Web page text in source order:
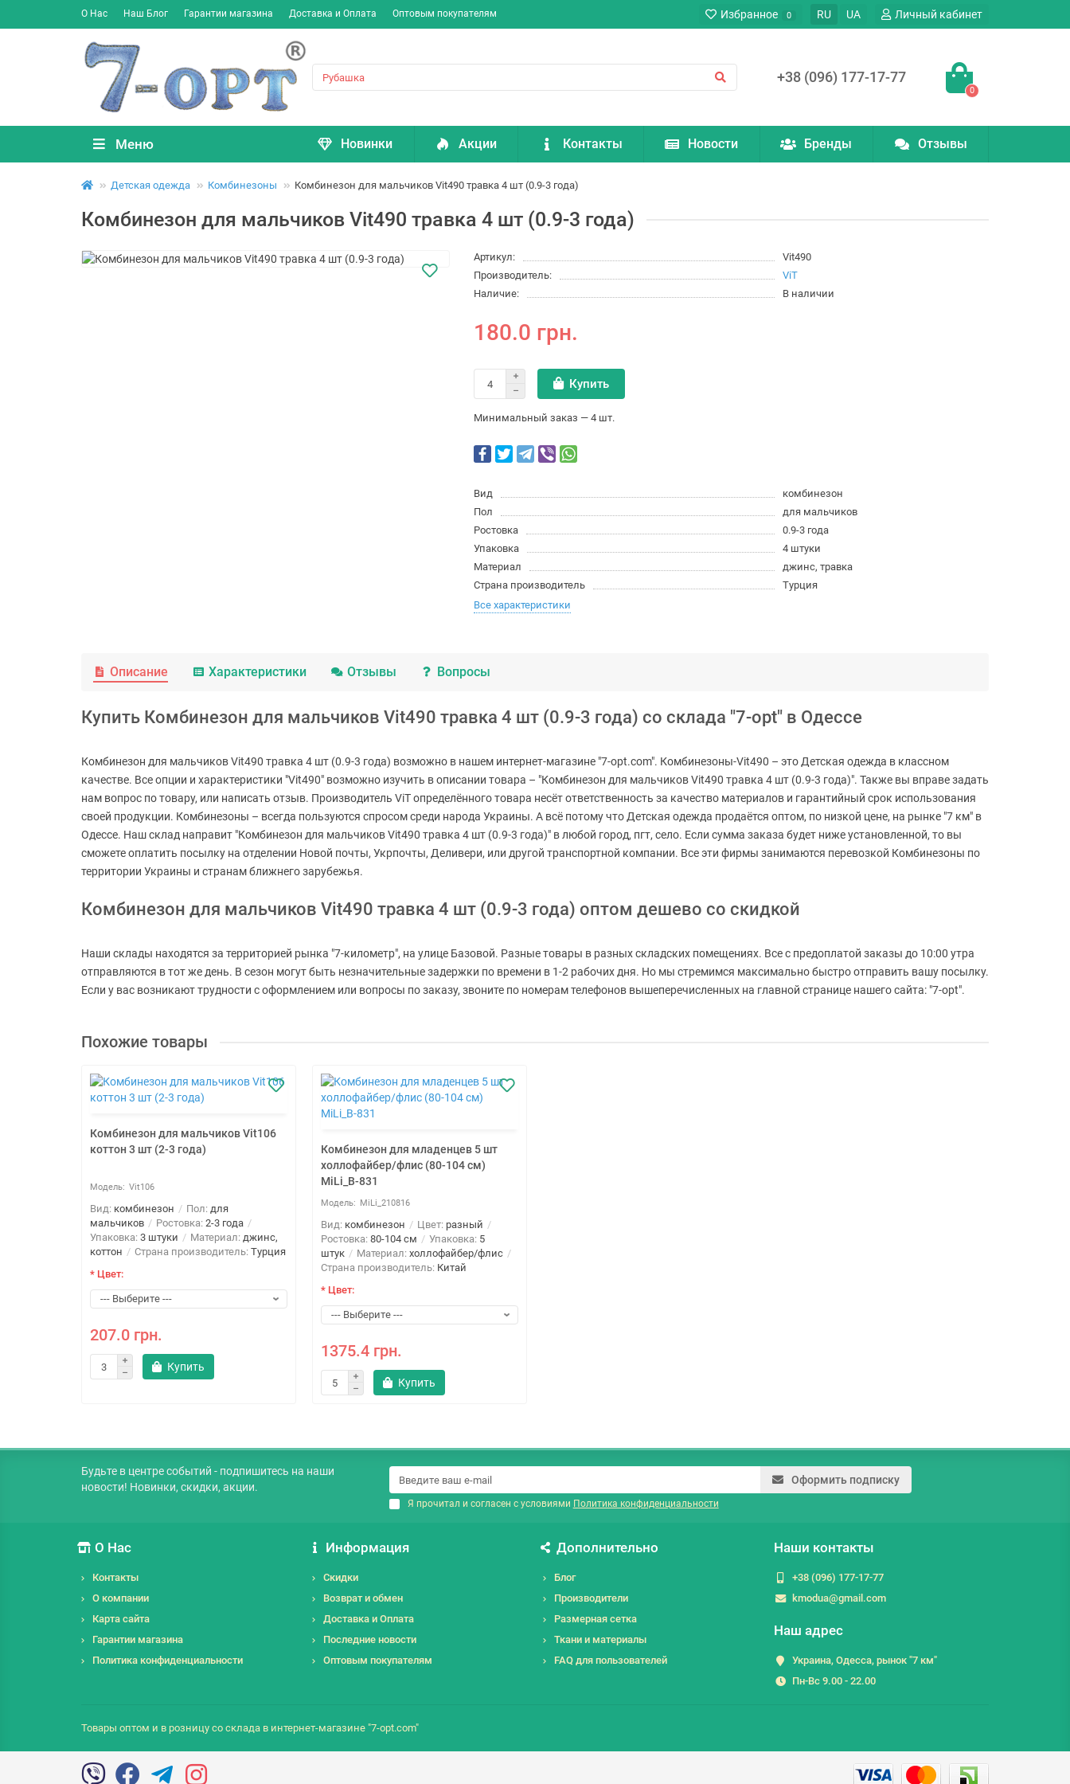
О Нас Наш Блог Гарантии магазина Доставка и Оплата Оптовым покупателям Избранное 0 RU UA Личный кабинет
+38 (096) 177-17-77
0
Меню Новинки Акции Контакты Новости Бренды Отзывы
Детская одежда Комбинезоны Комбинезон для мальчиков Vit490 травка 4 шт (0.9-3 года)
Комбинезон для мальчиков Vit490 травка 4 шт (0.9-3 года)
Артикул:
Vit490
Производитель:
ViT
Наличие:
В наличии
180.0 грн.
Купить
Минимальный заказ — 4 шт.
Вид
комбинезон
Пол
для мальчиков
Ростовка
0.9-3 года
Упаковка
4 штуки
Материал
джинс, травка
Страна производитель
Турция
Все характеристики
Описание Характеристики Отзывы Вопросы
Купить Комбинезон для мальчиков Vit490 травка 4 шт (0.9-3 года) со склада "7-opt" в Одессе
Комбинезон для мальчиков Vit490 травка 4 шт (0.9-3 года) возможно в нашем интернет-магазине "7-opt.com". Комбинезоны-Vit490 – это Детская одежда в классном
качестве. Все опции и характеристики "Vit490" возможно изучить в описании товара – "Комбинезон для мальчиков Vit490 травка 4 шт (0.9-3 года)". Также вы вправе задать
нам вопрос по товару, или написать отзыв. Производитель ViT определённого товара несёт ответственность за качество материалов и гарантийный срок использования
своей продукции. Комбинезоны – всегда пользуются спросом среди народа Украины. А всё потому что Детская одежда продаётся оптом, по низкой цене, на рынке "7 км" в
Одессе. Наш склад направит "Комбинезон для мальчиков Vit490 травка 4 шт (0.9-3 года)" в любой город, пгт, село. Если сумма заказа будет ниже установленной, то вы
сможете оплатить посылку на отделении Новой почты, Укрпочты, Деливери, или другой транспортной компании. Все эти фирмы занимаются перевозкой Комбинезоны по
территории Украины и странам ближнего зарубежья.
Комбинезон для мальчиков Vit490 травка 4 шт (0.9-3 года) оптом дешево со скидкой
Наши склады находятся за территорией рынка "7-километр", на улице Базовой. Разные товары в разных складских помещениях. Все с предоплатой заказы до 10:00 утра
отправляются в тот же день. В сезон могут быть незначительные задержки по времени в 1-2 рабочих дня. Но мы стремимся максимально быстро отправить вашу посылку.
Если у вас возникают трудности с оформлением или вопросы по заказу, звоните по номерам телефонов вышеперечисленных на главной странице нашего сайта: "7-opt".
Похожие товары
Комбинезон для мальчиков Vit106
коттон 3 шт (2-3 года)
Vit106
Вид: комбинезон Пол: для
мальчиков
Ростовка: 2-3 года
Упаковка: 3 штуки Материал: джинс,
коттон
Страна производитель: Турция
* Цвет:
207.0 грн.
Купить
Комбинезон для младенцев 5 шт
холлофайбер/флис (80-104 см)
MiLi_B-831
MiLi_210816
Вид: комбинезон Цвет: разный
Ростовка: 80-104 см Упаковка: 5
штук
Материал: холлофайбер/флис
Страна производитель: Китай
* Цвет:
1375.4 грн.
Купить
Будьте в центре событий - подпишитесь на наши
новости! Новинки, скидки, акции.
Оформить подписку
Я прочитал и согласен с условиями Политика конфиденциальности
О Нас
Контакты
О компании
Карта сайта
Гарантии магазина
Политика конфиденциальности
Информация
Скидки
Возврат и обмен
Доставка и Оплата
Последние новости
Оптовым покупателям
Дополнительно
Блог
Производители
Размерная сетка
Ткани и материалы
FAQ для пользователей
Наши контакты
+38 (096) 177-17-77
kmodua@gmail.com
Наш адрес
Украина, Одесса, рынок "7 км"
Пн-Вс 9.00 - 22.00
Товары оптом и в розницу со склада в интернет-магазине "7-opt.com"